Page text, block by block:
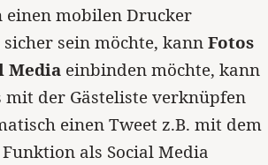
einen mobilen Drucker
sein möchte, kannFotos
Media einbinden möchte, kann
der Gästeliste verknüpfen
einen Tweet z.B. mit dem
als Social Media